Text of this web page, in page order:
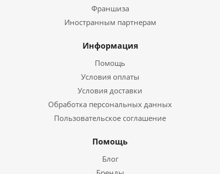
Франшиза
Иностранным партнерам
Информация
Помощь
Условия оплаты
Условия доставки
Обработка персональных данных
Пользовательское соглашение
Помощь
Блог